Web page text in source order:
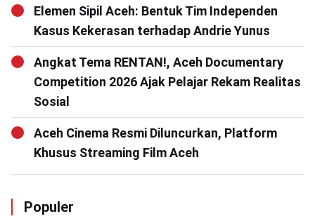
Elemen Sipil Aceh: Bentuk Tim Independen
Kasus Kekerasan terhadap Andrie Yunus
Angkat Tema RENTAN!, Aceh Documentary
Competition 2026 Ajak Pelajar Rekam Realitas
Sosial
Aceh Cinema Resmi Diluncurkan, Platform
Khusus Streaming Film Aceh
Populer